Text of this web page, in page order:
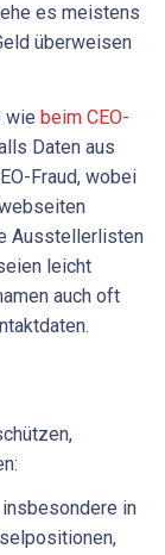
es meistens
überweisen
wie beim CEO-
Daten aus
Fraud, wobei
Ausstellerlisten
leicht
auch oft
in